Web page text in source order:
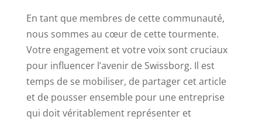
En tant que membres de cette communauté,
nous sommes au cœur de cette tourmente.
Votre engagement et votre voix sont cruciaux
pour influencer l’avenir de Swissborg. Il est
temps de se mobiliser, de partager cet article
et de pousser ensemble pour une entreprise
qui doit véritablement représenter et